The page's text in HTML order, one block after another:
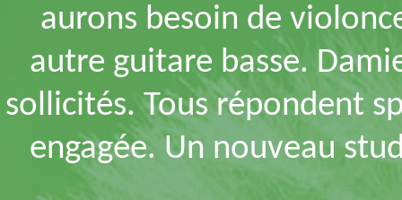
aurons besoin de
autre guitare basse.
sollicités. Tous répondent
engagée. Un nouveau